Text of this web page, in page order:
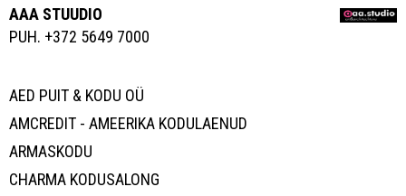
AAA STUUDIO
PUH. +372 5649 7000
AED PUIT & KODU OÜ
AMCREDIT - AMEERIKA KODULAENUD
ARMASKODU
CHARMA KODUSALONG